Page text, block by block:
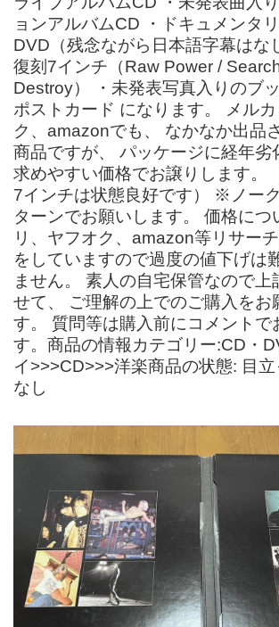
ョンアルバムCD ・ドキュメンタ
DVD（残念ながら日本語字幕はな
復刻7インチ（Raw Power /
Destroy） ・未発表写真入りのブ
ポストカード になります。 メル
ク、amazonでも、 なかなか出品
商品ですが、 パッケージに経年劣
求めやすい価格でお譲りします。
7インチは状態良好です） ※ノー
ターンでお願いします。 価格につ
リ、ヤフオク、amazon等リサー
をしていますので過度の値下げは
ません。 素人の自宅保管なので上
せて、 ご理解の上でのご購入をお
す。 質問等は購入前にコメントで
す。商品の情報カテゴリー:CD・
イ>>>CD>>>洋楽商品の状態: 目
なし